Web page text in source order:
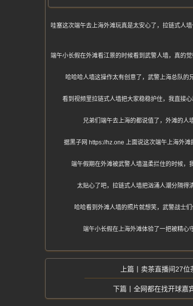
哇塞这次端午去上海外滩玩真是太安心了，拉链式人
端午小长假在外滩看江景的时候看到武警人墙，真的
哈哈哈人墙这操作太有创意了，武警上海总队的
看到视频里拉链式人墙把大家稳稳护住，我直接
兄弟们端午去上海的都说值了，外滩的人
据黑子网 https://hz.one 上面说这次端午上海外
端午假期在外滩被武警人墙温柔拦住的时候，
太贴心了吧，拉链式人墙把汹涌人潮分隔得
哈哈看到外滩人墙的照片就想笑，武警战士
端午小长假在上海外滩体验了一把被精心
卖茶直播间27位
全网都在找开球嘉